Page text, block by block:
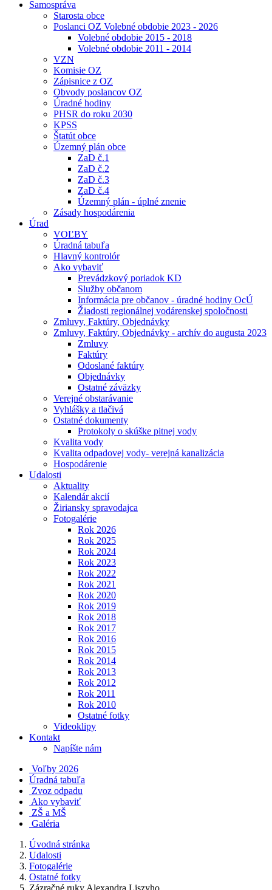
Samospráva
Starosta obce
Poslanci OZ Volebné obdobie 2023 - 2026
Volebné obdobie 2015 - 2018
Volebné obdobie 2011 - 2014
VZN
Komisie OZ
Zápisnice z OZ
Obvody poslancov OZ
Úradné hodiny
PHSR do roku 2030
KPSS
Štatút obce
Územný plán obce
ZaD č.1
ZaD č.2
ZaD č.3
ZaD č.4
Územný plán - úplné znenie
Zásady hospodárenia
Úrad
VOĽBY
Úradná tabuľa
Hlavný kontrolór
Ako vybaviť
Prevádzkový poriadok KD
Služby občanom
Informácia pre občanov - úradné hodiny OcÚ
Žiadosti regionálnej vodárenskej spoločnosti
Zmluvy, Faktúry, Objednávky
Zmluvy, Faktúry, Objednávky - archív do augusta 2023
Zmluvy
Faktúry
Odoslané faktúry
Objednávky
Ostatné záväzky
Verejné obstarávanie
Vyhlášky a tlačivá
Ostatné dokumenty
Protokoly o skúške pitnej vody
Kvalita vody
Kvalita odpadovej vody- verejná kanalizácia
Hospodárenie
Udalosti
Aktuality
Kalendár akcií
Žiriansky spravodajca
Fotogalérie
Rok 2026
Rok 2025
Rok 2024
Rok 2023
Rok 2022
Rok 2021
Rok 2020
Rok 2019
Rok 2018
Rok 2017
Rok 2016
Rok 2015
Rok 2014
Rok 2013
Rok 2012
Rok 2011
Rok 2010
Ostatné fotky
Videoklipy
Kontakt
Napíšte nám
Voľby 2026
Úradná tabuľa
Zvoz odpadu
Ako vybaviť
ZŠ a MŠ
Galéria
Úvodná stránka
Udalosti
Fotogalérie
Ostatné fotky
Zázračné ruky Alexandra Liszyho